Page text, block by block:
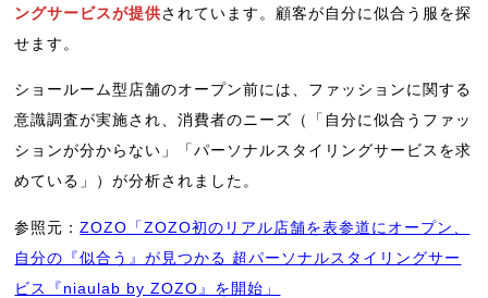
ングサービスが提供されています。顧客が自分に似合う服を探
せます。
ショールーム型店舗のオープン前には、ファッションに関する
意識調査が実施され、消費者のニーズ（「自分に似合うファッ
ションが分からない」「パーソナルスタイリングサービスを求
めている」）が分析されました。
参照元：ZOZO「ZOZO初のリアル店舗を表参道にオープン、
自分の『似合う』が見つかる 超パーソナルスタイリングサー
ビス『niaulab by ZOZO』を開始」